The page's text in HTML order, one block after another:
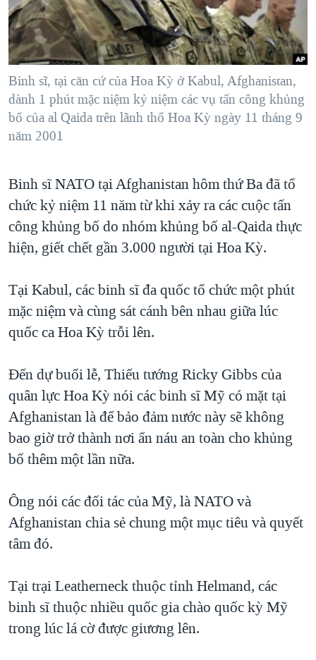
"Tìm"NGƯỜI VIỆT HẢI NGOẠI
ĐỜI SỐNG
KINH TẾ
KHOA HỌC
SỨC KHOẺ
VĂN HOÁ
GIÁO DỤC
TẠI
HÀNH TRÌNH BẦU CỬ 2024
MỘT NĂM CHIẾN TRANH TẠI DẢI GAZA
GIẢI MÃ VÀNH ĐAI & CON ĐƯỜNG
NGÀY TỊ NẠN THẾ GIỚI
TRỊNH VĨNH BÌNH - NGƯỜI HẠ 'BÊN THẮNG CUỘC'
CHI PHÍ CHIẾN TRANH AFGHANISTAN
CÁC GIÁ TRỊ CỘNG HÒA Ở VIỆT NAM
THƯỢNG ĐỈNH TRUMP-KIM TẠI VIỆT NAM
TRỊNH VĨNH BÌNH VS. CHÍNH PHỦ VIỆT NAM
NGƯ DÂN VIỆT VÀ LÀN SÓNG TRỘM HẢI SÂM
BÊN KIA QUỐC LỘ: TIẾNG VỌNG TỪ NÔNG THÔN MỸ
QUAN HỆ VIỆT MỸ
VIDEO
NGHE
MẠNG XÃ HỘI
Ngôn ngữ khác
Binh sĩ, tại căn cứ của Hoa Kỳ ở Kabul, Afghanistan,
dành 1 phút mặc niệm kỷ niệm các vụ tấn công khủng
bố của al Qaida trên lãnh thổ Hoa Kỳ ngày 11 tháng 9
năm 2001
Binh sĩ NATO tại Afghanistan hôm thứ Ba đã tổ
chức kỷ niệm 11 năm từ khi xảy ra các cuộc tấn
công khủng bố do nhóm khủng bố al-Qaida thực
hiện, giết chết gần 3.000 người tại Hoa Kỳ.
Tại Kabul, các binh sĩ đa quốc tổ chức một phút
mặc niệm và cùng sát cánh bên nhau giữa lúc
quốc ca Hoa Kỳ trỗi lên.
Đến dự buổi lễ, Thiếu tướng Ricky Gibbs của
quân lực Hoa Kỳ nói các binh sĩ Mỹ có mặt tại
Afghanistan là để bảo đảm nước này sẽ không
bao giờ trở thành nơi ẩn náu an toàn cho khủng
bố thêm một lần nữa.
Ông nói các đối tác của Mỹ, là NATO và
Afghanistan chia sẻ chung một mục tiêu và quyết
tâm đó.
Tại trại Leatherneck thuộc tỉnh Helmand, các
binh sĩ thuộc nhiều quốc gia chào quốc kỳ Mỹ
trong lúc lá cờ được giương lên.